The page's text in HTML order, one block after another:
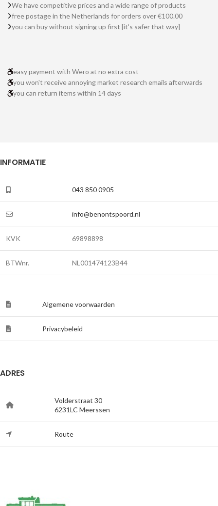
We have competitive prices and a wide range of products
free postage in the Netherlands for orders over €100.00
you can buy without signing up first [it's safer that way]
easy payment with Wero at no extra cost
you won't receive annoying market research emails afterwards
you can return items within 14 days
INFORMATIE
043 850 0905
info@benontspoord.nl
KVK 69898898
BTWnr. NL001474123B44
Algemene voorwaarden
Privacybeleid
ADRES
Volderstraat 30
6231LC Meerssen
Route